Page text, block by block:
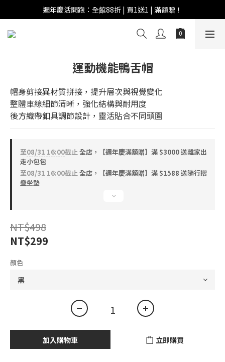
週年慶活開跑：全館88折 | 買1送1 | 滿額贈！
週年慶活開跑：全館88折 | 買1送1 | 滿額贈！
全館滿 $999 即享免運費！
運動機能鴨舌帽
帽身剪接異材質拼接，提升層次與視覺變化
整體車線細節清晰，強化結構與耐用度
後方織帶釦具調節設計，靈活貼合不同頭圍
至08/31 16:00截止全店，【週年慶滿額贈】滿 $3000 送離家出
走小包包
至08/31 16:00截止全店，【週年慶滿額贈】滿 $1588 送隨行摺
疊坐墊
NT$498
NT$299
顏色
加入購物車 立即購買